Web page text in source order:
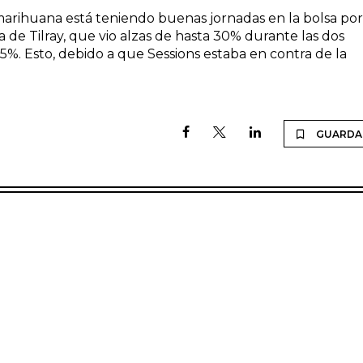
está teniendo buenas jornadas en la bolsa
de Tilray, que vio alzas de hasta 30% durante las dos
Esto, debido a que Sessions estaba en contra de la